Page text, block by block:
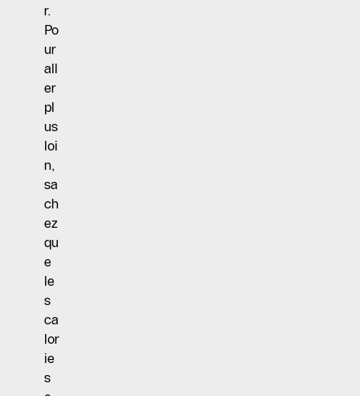
r.
Po
ur
all
er
pl
us
loi
n,
sa
ch
ez
qu
e
le
s
ca
lor
ie
s